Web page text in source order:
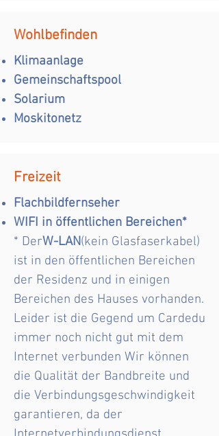
Wohlbefinden
Klimaanlage
Gemeinschaftspool
Solarium
Moskitonetz
Freizeit
Flachbildfernseher
WIFI in öffentlichen Bereichen*
* DerW-LAN(kein Glasfaserkabel)
ist in den öffentlichen Bereichen
der Residenz und in einigen
Bereichen des Hauses vorhanden.
Leider ist die Gegend um Cardedu
immer noch nicht gut mit dem
Internet verbunden Wir können
die Qualität der Bandbreite und
die Verbindungsgeschwindigkeit
garantieren, da der